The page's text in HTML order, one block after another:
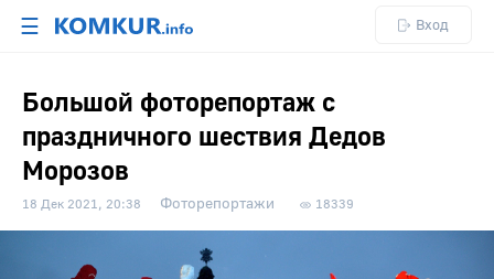
☰ Вход
Большой фоторепортаж с
праздничного шествия Дедов
Морозов
18 Дек 2021, 20:38 Фоторепортажи 18339